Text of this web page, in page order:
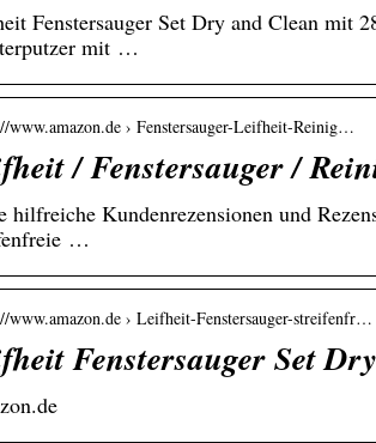
Fenstersauger Set Dry and Clean mit
mit …
www.amazon.de › Fenstersauger-Leifheit-Reinig…
/ Fenstersauger /
hilfreiche Kundenrezensionen und
…
www.amazon.de › Leifheit-Fenstersauger-streifenfr…
Fenstersauger Set